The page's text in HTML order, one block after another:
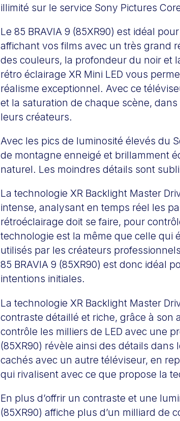
illimité sur le service Sony Pictures
Le 85 BRAVIA 9 (85XR90) est idéal
affichant vos films avec un très grand
des couleurs, la profondeur du noir et
rétro éclairage XR Mini LED vous
réalisme exceptionnel. Avec ce
et la saturation de chaque scène,
leurs créateurs.
Avec les pics de luminosité élevés du
de montagne enneigé et brillamment
naturel. Les moindres détails sont
La technologie XR Backlight Master
intense, analysant en temps réel les
rétroéclairage doit se faire, pour
technologie est la même que celle qui
utilisés par les créateurs
85 BRAVIA 9 (85XR90) est donc idéal
intentions initiales.
La technologie XR Backlight Master
contraste détaillé et riche, grâce à
contrôle les milliers de LED avec une
(85XR90) révèle ainsi des détails
cachés avec un autre téléviseur, en
qui rivalisent avec ce que propose la
En plus d’offrir un contraste et une
(85XR90) affiche plus d’un milliard de